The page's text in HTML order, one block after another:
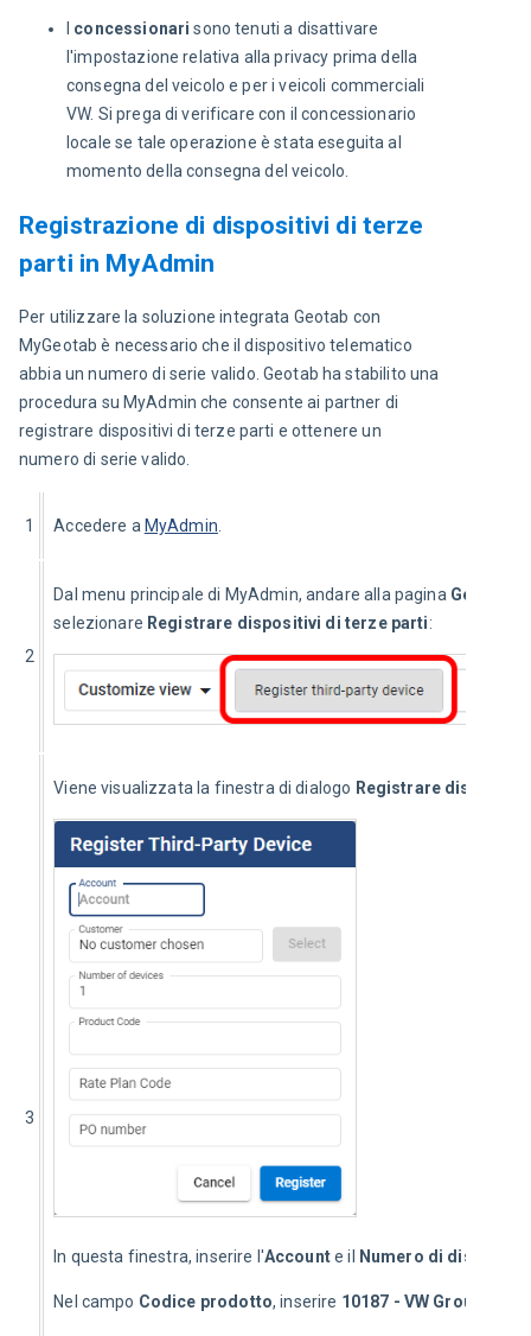
concessionari sono tenuti a disattivare
l'impostazione relativa alla privacy prima della
consegna del veicolo e per i veicoli commerciali
VW. Si prega di verificare con il concessionario
locale se tale operazione è stata eseguita al
momento della consegna del veicolo.
Registrazione di dispositivi di terze
parti in MyAdmin
Per utilizzare la soluzione integrata Geotab con
MyGeotab è necessario che il dispositivo telematico
abbia un numero di serie valido. Geotab ha stabilito una
procedura su MyAdmin che consente ai partner di
registrare dispositivi di terze parti e ottenere un
numero di serie valido.
1 Accedere a MyAdmin
2
Dal menu principale di MyAdmin, andare alla pagina Gestione
selezionare Registrare dispositivi di terze parti:
3
Viene visualizzata la finestra di dialogo Registrare
In questa finestra, inserire l'Account e il Numero di dispositivi
Nel campo Codice prodotto, inserire 10187 - VW Group